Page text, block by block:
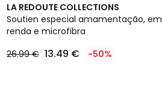
LA REDOUTE COLLECTIONS
Soutien especial amamentação, em
renda e microfibra
26.99 € 13.49 € -50%
4,5
/ 5